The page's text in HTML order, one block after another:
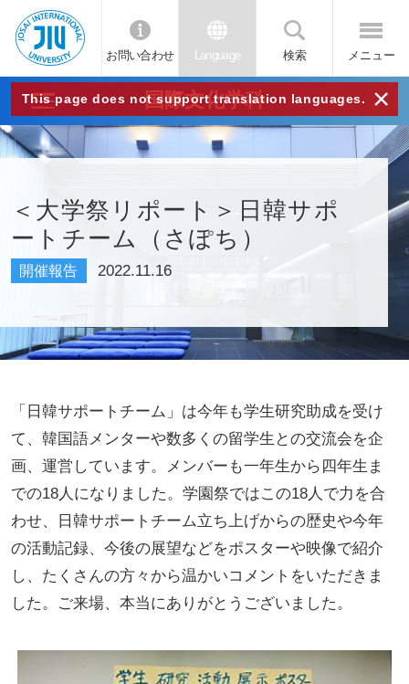
JIU
城西
国際
大学
お問い合わせ Language 検索 メニュー
This page does not support translation languages. ×
国際文化学科
＜大学祭リポート＞日韓サポ
ートチーム（さぽち）
開催報告 2022.11.16
「日韓サポートチーム」は今年も学生研究助成を受け
て、韓国語メンターや数多くの留学生との交流会を企
画、運営しています。メンバーも一年生から四年生ま
での18人になりました。学園祭ではこの18人で力を合
わせ、日韓サポートチーム立ち上げからの歴史や今年
の活動記録、今後の展望などをポスターや映像で紹介
し、たくさんの方々から温かいコメントをいただきま
した。ご来場、本当にありがとうございました。